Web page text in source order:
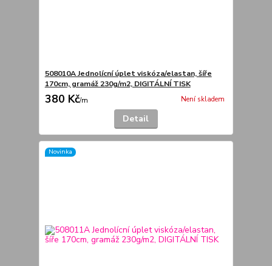
508010A Jednolícní úplet viskóza/elastan, šíře
170cm, gramáž 230g/m2, DIGITÁLNÍ TISK
380 Kč/m Není skladem
Detail
Novinka